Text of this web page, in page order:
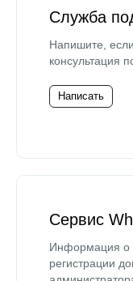
Служба
Напишите,
консультация
Написать
Сервис
Информация о
регистрации